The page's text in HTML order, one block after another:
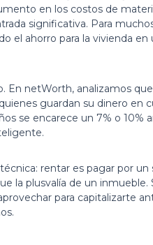
en los costos de
significativa. Para
el ahorro para la vivienda en
En netWorth, analizamos
guardan su dinero en
se encarece un 7% o 10%
rentar es pagar por un
la plusvalía de un inmueble.
para capitalizarte